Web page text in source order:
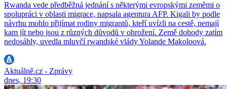
Rwanda vede předběžná jednání s některými evropskými zeměmi o
spolupráci v oblasti migrace, napsala agentura AFP. Kigali by podle
návrhu mohlo přijímat rodiny migrantů, kteří uvízli na cestě, nemají
kam jít nebo jsou z různých důvodů v ohrožení. Země dohody zatím
nedosáhly, uvedla mluvčí rwandské vlády Yolande Makoloová.
Aktuálně.cz - Zprávy
dnes, 19:30